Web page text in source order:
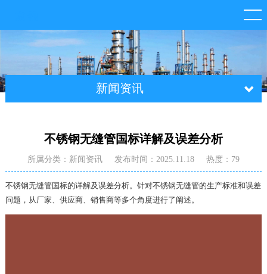
新闻资讯
不锈钢无缝管国标详解及误差分析
所属分类：新闻资讯 发布时间：2025.11.18 热度：79
不锈钢无缝管国标的详解及误差分析。针对不锈钢无缝管的生产标准和误差
问题，从厂家、供应商、销售商等多个角度进行了阐述。